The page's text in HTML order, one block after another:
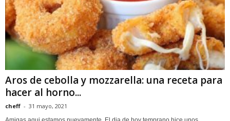
Aros de cebolla y mozzarella: una receta para
hacer al horno...
cheff - 31 mayo, 2021